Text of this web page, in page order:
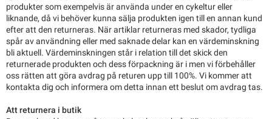
produkter som exempelvis är använda under en cykeltur eller
liknande, då vi behöver kunna sälja produkten igen till en annan kund
efter att den returneras. När artiklar returneras med skador, tydliga
spår av användning eller med saknade delar kan en värdeminskning
bli aktuell. Värdeminskningen står i relation till det skick den
returnerade produkten och dess förpackning är i men vi förbehåller
oss rätten att göra avdrag på returen upp till 100%. Vi kommer att
kontakta dig och informera om detta innan ett beslut om avdrag tas.
Att returnera i butik